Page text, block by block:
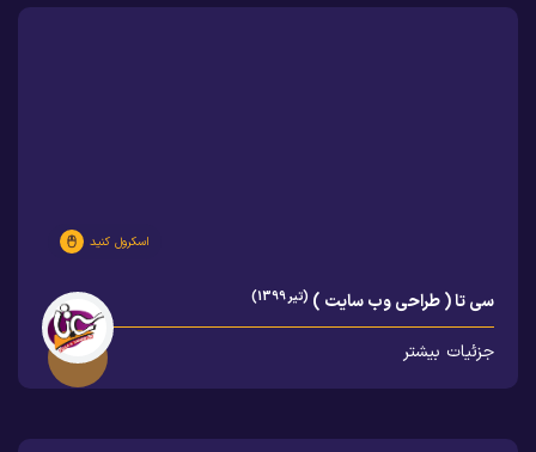
اسکرول کنید
سی تا ( طراحی وب سایت ) (تیر 1399)
جزئیات بیشتر